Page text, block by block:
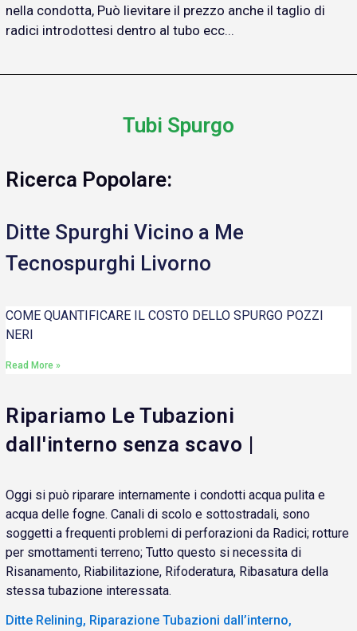
nella condotta, Può lievitare il prezzo anche il taglio di
radici introdottesi dentro al tubo ecc...
Tubi Spurgo
Ricerca Popolare:
Ditte Spurghi Vicino a Me
Tecnospurghi Livorno
COME QUANTIFICARE IL COSTO DELLO SPURGO POZZI
NERI
Read More »
Ripariamo Le Tubazioni
dall'interno senza scavo |
Oggi si può riparare internamente i condotti acqua pulita e
acqua delle fogne. Canali di scolo e sottostradali, sono
soggetti a frequenti problemi di perforazioni da Radici; rotture
per smottamenti terreno; Tutto questo si necessita di
Risanamento, Riabilitazione, Rifoderatura, Ribasatura della
stessa tubazione interessata.
Ditte Relining, Riparazione Tubazioni dall’interno,